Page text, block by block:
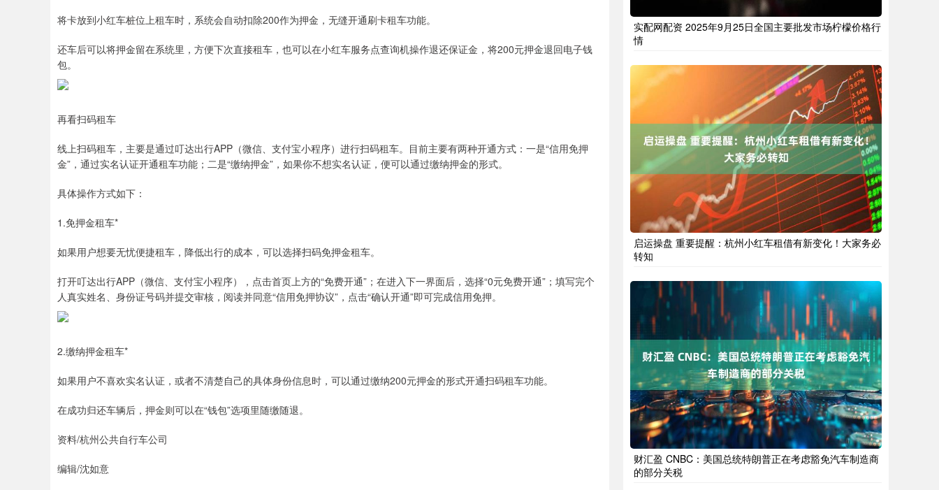
将卡放到小红车桩位上租车时，系统会自动扣除200作为押金，无缝开通刷卡租车功能。
还车后可以将押金留在系统里，方便下次直接租车，也可以在小红车服务点查询机操作退还保证金，将200元押金退回电子钱
包。
再看扫码租车
线上扫码租车，主要是通过叮达出行APP（微信、支付宝小程序）进行扫码租车。目前主要有两种开通方式：一是“信用免押
金”，通过实名认证开通租车功能；二是“缴纳押金”，如果你不想实名认证，便可以通过缴纳押金的形式。
具体操作方式如下：
1.免押金租车*
如果用户想要无忧便捷租车，降低出行的成本，可以选择扫码免押金租车。
打开叮达出行APP（微信、支付宝小程序），点击首页上方的“免费开通”；在进入下一界面后，选择“0元免费开通”；填写完个
人真实姓名、身份证号码并提交审核，阅读并同意“信用免押协议”，点击“确认开通”即可完成信用免押。
2.缴纳押金租车*
如果用户不喜欢实名认证，或者不清楚自己的具体身份信息时，可以通过缴纳200元押金的形式开通扫码租车功能。
在成功归还车辆后，押金则可以在“钱包”选项里随缴随退。
资料/杭州公共自行车公司
编辑/沈如意
实配网配资 2025年9月25日全国主要批发市场柠檬价格行
情
启运操盘 重要提醒：杭州小红车租借有新变化！大家务必
转知
财汇盈 CNBC：美国总统特朗普正在考虑豁免汽车制造商
的部分关税